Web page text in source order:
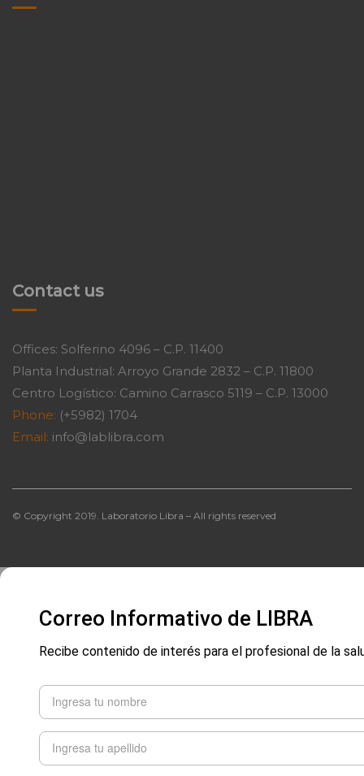
Contact us
Offices: Solferino 4096 – C.P. 11400
Planta Industrial: Arroyo Grande 2832 – C.P. 11800
Centro Logístico: Camino Carrasco 5119 – C.P. 13000
Phone: (+5982) 1704
Email: info@lablibra.com
© Copyright 2019. Laboratorio Libra – All rights reserved
Correo Informativo de LIBRA
Recibe contenido de interés para el profesional de la